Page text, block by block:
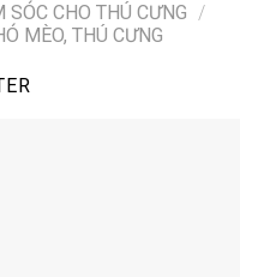
CHO THÚ CƯNG /
MÈO, THÚ CƯNG